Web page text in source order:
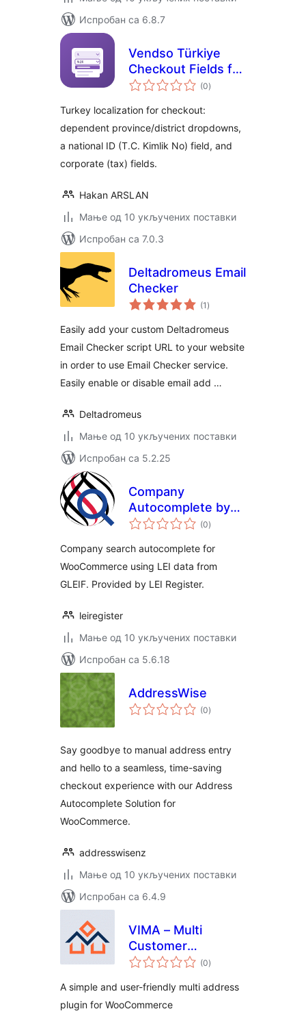
Испробан са 6.8.7
Vendso Türkiye
Checkout Fields for
WooCommerce
(0укупних
оцена
)
Turkey localization for checkout:
dependent province/district dropdowns,
a national ID (T.C. Kimlik No) field, and
corporate (tax) fields.
Hakan ARSLAN
Мање од 10 укључених поставки
Испробан са 7.0.3
Deltadromeus Email
Checker
(1 укупних
оцена
)
Easily add your custom Deltadromeus
Email Checker script URL to your website
in order to use Email Checker service.
Easily enable or disable email add …
Deltadromeus
Мање од 10 укључених поставки
Испробан са 5.2.25
Company
Autocomplete by
LEI Register (0укупних
оцена
)
Company search autocomplete for
WooCommerce using LEI data from
GLEIF. Provided by LEI Register.
leiregister
Мање од 10 укључених поставки
Испробан са 5.6.18
AddressWise
(0укупних
оцена
)
Say goodbye to manual address entry
and hello to a seamless, time-saving
checkout experience with our Address
Autocomplete Solution for
WooCommerce.
addresswisenz
Мање од 10 укључених поставки
Испробан са 6.4.9
VIMA – Multi
Customer
Addresses for Woo
(0укупних
оцена
)
A simple and user-friendly multi address
plugin for WooCommerce